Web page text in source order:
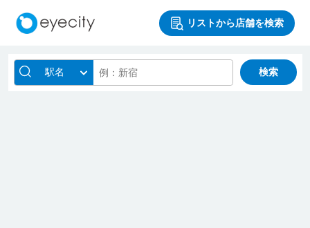
リストから店舗を検索
駅名 検索